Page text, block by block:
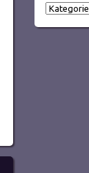
Kategorien